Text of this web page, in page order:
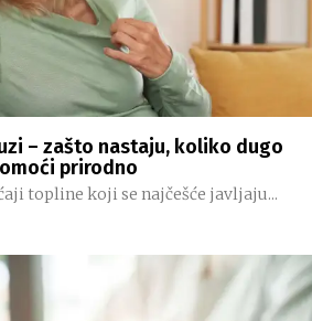
– zašto nastaju, koliko dugo
prirodno
topline koji se najčešće javljaju...